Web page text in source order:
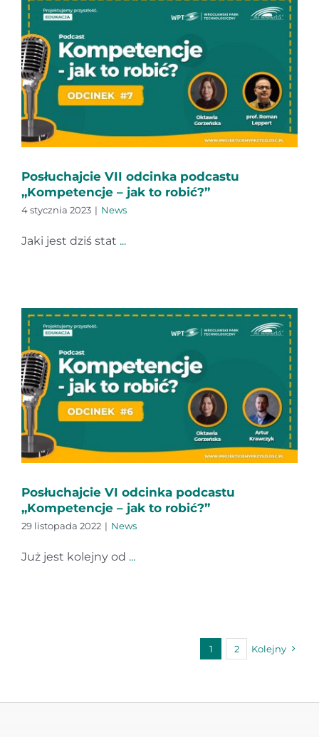
Posłuchajcie VII odcinka podcastu
„Kompetencje – jak to robić?”
4 stycznia 2023 | News
Jaki jest dziś stat ...
Posłuchajcie VI odcinka podcastu
„Kompetencje – jak to robić?”
29 listopada 2022 | News
Już jest kolejny od ...
1 2 Kolejny